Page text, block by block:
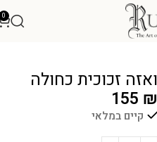
0
ואזה זכוכית כחולה
155 ₪
קיים במלאי